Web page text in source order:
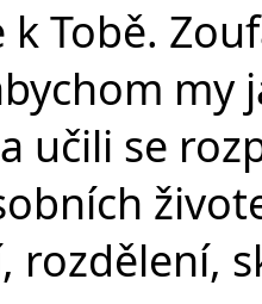
k Tobě.
my
učili se
rozdělení,